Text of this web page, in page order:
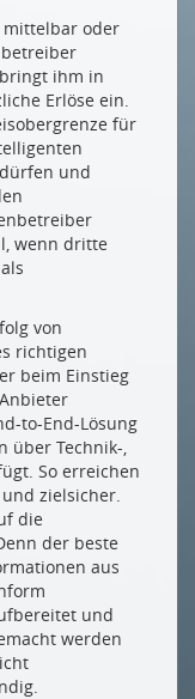
mittelbar oder
ihm in
Erlöse ein.
für
und
wenn dritte
von
richtigen
beim Einstieg
to-End-Lösung
über Technik-,
So erreichen
zielsicher.
die
der beste
aus
und
werden